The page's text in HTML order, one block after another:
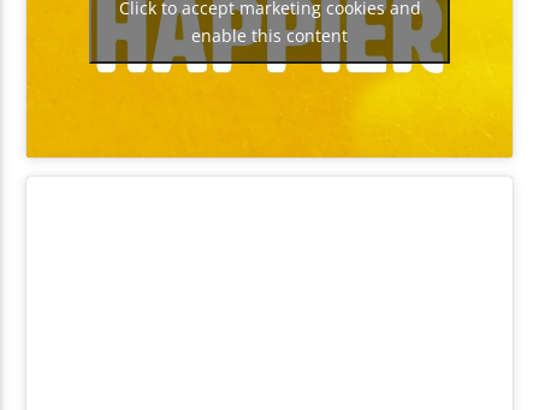
Click to accept marketing cookies and
enable this content